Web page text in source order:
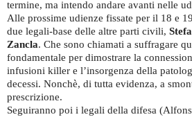
termine, ma intendo andare avanti nelle
Alle prossime udienze fissate per il 18 e
due legali-base delle altre parti civili,
Zancla. Che sono chiamati a suffragare
fondamentale per dimostrare la
infusioni killer e l’insorgenza della
decessi. Nonchè, di tutta evidenza, a
prescrizione.
Seguiranno poi i legali della difesa